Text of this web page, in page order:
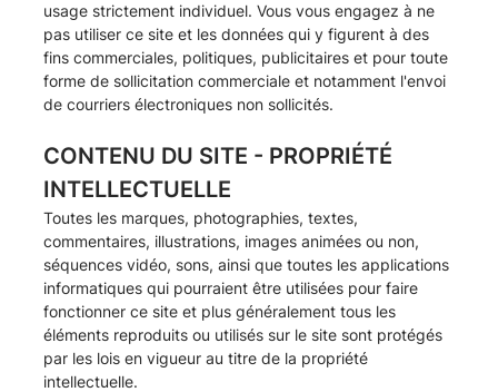
usage strictement individuel. Vous vous engagez à ne
pas utiliser ce site et les données qui y figurent à des
fins commerciales, politiques, publicitaires et pour toute
forme de sollicitation commerciale et notamment l'envoi
de courriers électroniques non sollicités.
CONTENU DU SITE - PROPRIÉTÉ
INTELLECTUELLE
Toutes les marques, photographies, textes,
commentaires, illustrations, images animées ou non,
séquences vidéo, sons, ainsi que toutes les applications
informatiques qui pourraient être utilisées pour faire
fonctionner ce site et plus généralement tous les
éléments reproduits ou utilisés sur le site sont protégés
par les lois en vigueur au titre de la propriété
intellectuelle.